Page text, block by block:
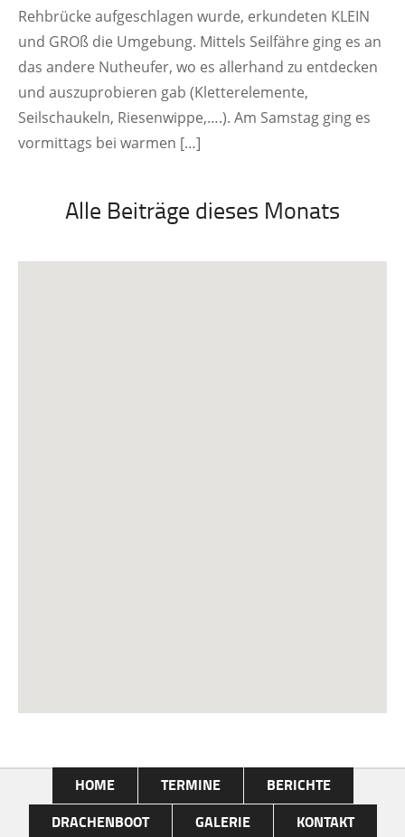
Rehbrücke aufgeschlagen wurde, erkundeten KLEIN
und GROß die Umgebung. Mittels Seilfähre ging es an
das andere Nutheufer, wo es allerhand zu entdecken
und auszuprobieren gab (Kletterelemente,
Seilschaukeln, Riesenwippe,….). Am Samstag ging es
vormittags bei warmen […]
Alle Beiträge dieses Monats
HOME TERMINE
BERICHTE
DRACHENBOOT
GALERIE KONTAKT